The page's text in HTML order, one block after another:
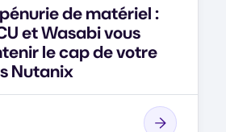
de matériel :
et Wasabi vous
le cap de votre
Nutanix